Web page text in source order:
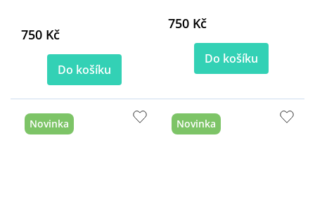
750 Kč
Do košíku
750 Kč
Do košíku
Novinka Novinka